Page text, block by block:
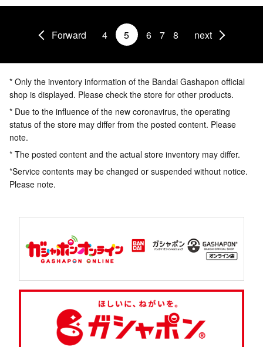
Forward 4 5 6 7 8 next
* Only the inventory information of the Bandai Gashapon official
shop is displayed. Please check the store for other products.
* Due to the influence of the new coronavirus, the operating
status of the store may differ from the posted content. Please
note.
* The posted content and the actual store inventory may differ.
*Service contents may be changed or suspended without notice.
Please note.